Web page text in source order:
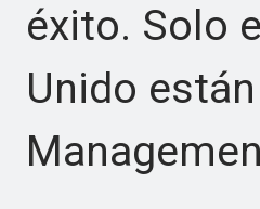
éxito. Solo
Unido